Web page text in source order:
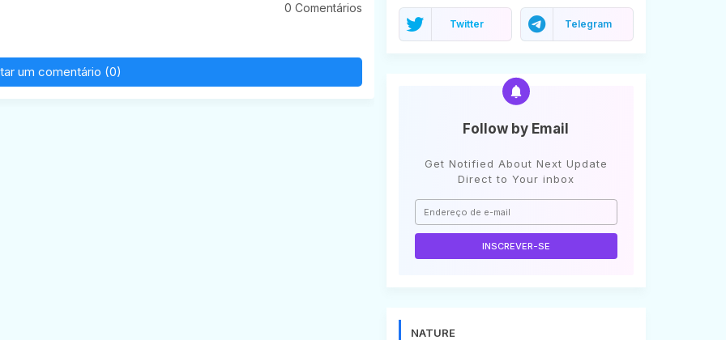
0 Comentários
um comentário (0)
Twitter Telegram
Follow by Email
Get Notified About Next Update
Direct to Your inbox
NATURE